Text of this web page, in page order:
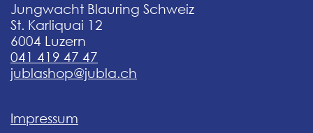
Jungwacht Blauring Schweiz
St. Karliquai 12
6004 Luzern
041 419 47 47
jublashop@jubla.ch
Impressum